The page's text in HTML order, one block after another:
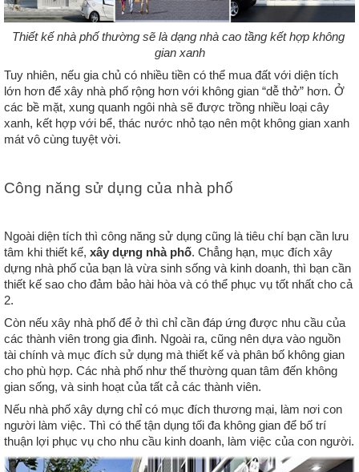
Thiết kế nhà phố thường sẽ là dạng nhà cao tầng kết hợp không
gian xanh
Tuy nhiên, nếu gia chủ có nhiều tiền có thể mua đất với diện tích
lớn hơn để xây nhà phố rộng hơn với không gian “dễ thở” hơn. Ở
các bề mặt, xung quanh ngôi nhà sẽ được trồng nhiều loại cây
xanh, kết hợp với bể, thác nước nhỏ tạo nên một không gian xanh
mát vô cùng tuyệt vời.
Công năng sử dụng của nhà phố
Ngoài diện tích thì công năng sử dụng cũng là tiêu chí bạn cần lưu
tâm khi thiết kế, xây dựng nhà phố. Chẳng hạn, mục đích xây
dựng nhà phố của bạn là vừa sinh sống và kinh doanh, thì bạn cần
thiết kế sao cho đảm bảo hài hòa và có thể phục vụ tốt nhất cho cả
2.
Còn nếu xây nhà phố để ở thì chỉ cần đáp ứng được nhu cầu của
các thành viên trong gia đình. Ngoài ra, cũng nên dựa vào nguồn
tài chính và mục đích sử dụng mà thiết kế và phân bố không gian
cho phù hợp. Các nhà phố như thế thường quan tâm đến không
gian sống, và sinh hoạt của tất cả các thành viên.
Nếu nhà phố xây dựng chỉ có mục đích thương mại, làm nơi con
người làm việc. Thì có thể tận dụng tối đa không gian để bố trí
thuận lợi phục vụ cho nhu cầu kinh doanh, làm việc của con người.